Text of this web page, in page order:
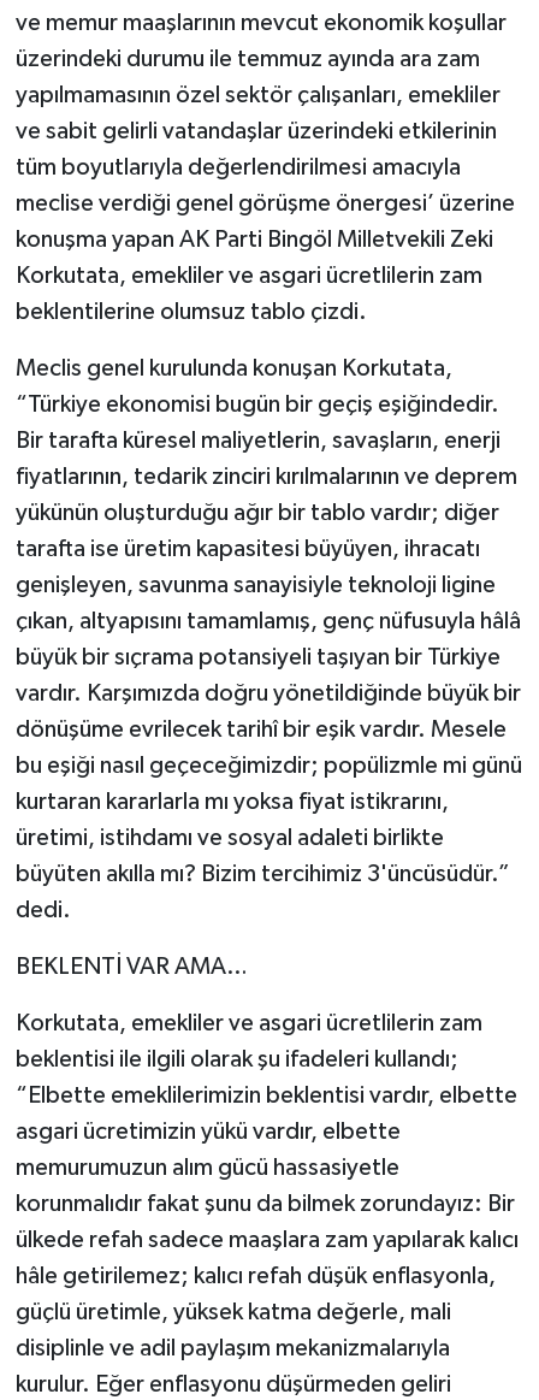
ve memur maaşlarının mevcut ekonomik koşullar
üzerindeki durumu ile temmuz ayında ara zam
yapılmamasının özel sektör çalışanları, emekliler
ve sabit gelirli vatandaşlar üzerindeki etkilerinin
tüm boyutlarıyla değerlendirilmesi amacıyla
meclise verdiği genel görüşme önergesi’ üzerine
konuşma yapan AK Parti Bingöl Milletvekili Zeki
Korkutata, emekliler ve asgari ücretlilerin zam
beklentilerine olumsuz tablo çizdi.
Meclis genel kurulunda konuşan Korkutata,
“Türkiye ekonomisi bugün bir geçiş eşiğindedir.
Bir tarafta küresel maliyetlerin, savaşların, enerji
fiyatlarının, tedarik zinciri kırılmalarının ve deprem
yükünün oluşturduğu ağır bir tablo vardır; diğer
tarafta ise üretim kapasitesi büyüyen, ihracatı
genişleyen, savunma sanayisiyle teknoloji ligine
çıkan, altyapısını tamamlamış, genç nüfusuyla hâlâ
büyük bir sıçrama potansiyeli taşıyan bir Türkiye
vardır. Karşımızda doğru yönetildiğinde büyük bir
dönüşüme evrilecek tarihî bir eşik vardır. Mesele
bu eşiği nasıl geçeceğimizdir; popülizmle mi günü
kurtaran kararlarla mı yoksa fiyat istikrarını,
üretimi, istihdamı ve sosyal adaleti birlikte
büyüten akılla mı? Bizim tercihimiz 3'üncüsüdür.”
dedi.
BEKLENTİ VAR AMA…
Korkutata, emekliler ve asgari ücretlilerin zam
beklentisi ile ilgili olarak şu ifadeleri kullandı;
“Elbette emeklilerimizin beklentisi vardır, elbette
asgari ücretimizin yükü vardır, elbette
memurumuzun alım gücü hassasiyetle
korunmalıdır fakat şunu da bilmek zorundayız: Bir
ülkede refah sadece maaşlara zam yapılarak kalıcı
hâle getirilemez; kalıcı refah düşük enflasyonla,
güçlü üretimle, yüksek katma değerle, mali
disiplinle ve adil paylaşım mekanizmalarıyla
kurulur. Eğer enflasyonu düşürmeden geliri